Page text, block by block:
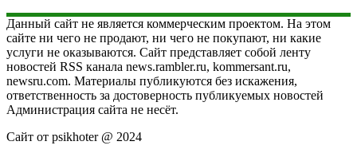
Данный сайт не является коммерческим проектом. На этом
сайте ни чего не продают, ни чего не покупают, ни какие
услуги не оказываются. Сайт представляет собой ленту
новостей RSS канала news.rambler.ru, kommersant.ru,
newsru.com. Материалы публикуются без искажения,
ответственность за достоверность публикуемых новостей
Администрация сайта не несёт.
Сайт от psikhoter @ 2024